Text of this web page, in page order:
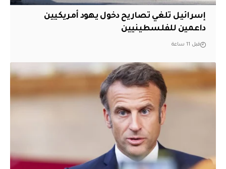
إسرائيل تلغي تصاريح دخول يهود أمريكيين
داعمين للفلسطينيين
قبل 11 ساعة